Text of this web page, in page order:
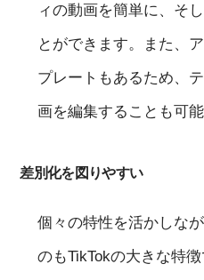
ィの動画を簡単に、そ
とができます。また、
プレートもあるため、
画を編集することも可能
差別化を図りやすい
個々の特性を活かしな
のもTikTokの大きな特